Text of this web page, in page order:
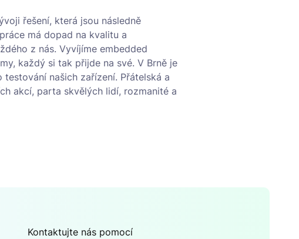
řešení, která jsou následně
má dopad na kvalitu a
z nás. Vyvíjíme embedded
každý si tak přijde na své. V Brně je
našich zařízení. Přátelská a
akcí, parta skvělých lidí, rozmanité a
Kontaktujte nás pomocí